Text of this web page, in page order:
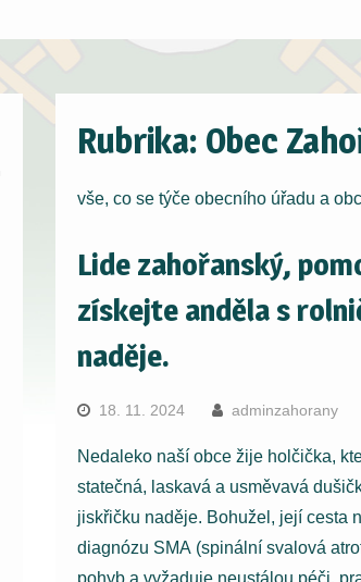
Rubrika: Obec
vše, co se týče obecního úřadu a
Lide zahořanský,
získejte anděla s
naděje.
18. 11. 2024 adminzahorany
Nedaleko naší obce žije holčička,
statečná, laskavá a usměvavá
jiskřičku naděje. Bohužel, její cesta
diagnózu SMA (spinální svalová
pohyb a vyžaduje neustálou péči,